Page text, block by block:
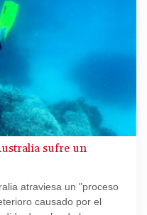
sufre un
atraviesa un "proceso
causado por el